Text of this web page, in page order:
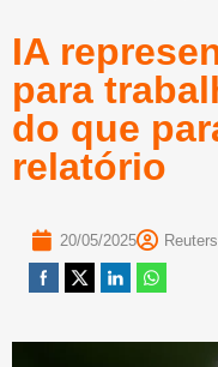
IA
para
do que
relatório
20/05/2025 Reuters